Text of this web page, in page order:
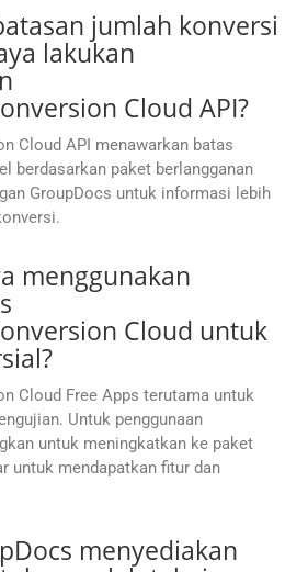
jumlah konversi
lakukan
Cloud API?
Cloud API menawarkan batas
berdasarkan paket berlangganan
GroupDocs untuk informasi lebih
menggunakan
Cloud untuk
Cloud Free Apps terutama untuk
Untuk penggunaan
untuk meningkatkan ke paket
untuk mendapatkan fitur dan
menyediakan